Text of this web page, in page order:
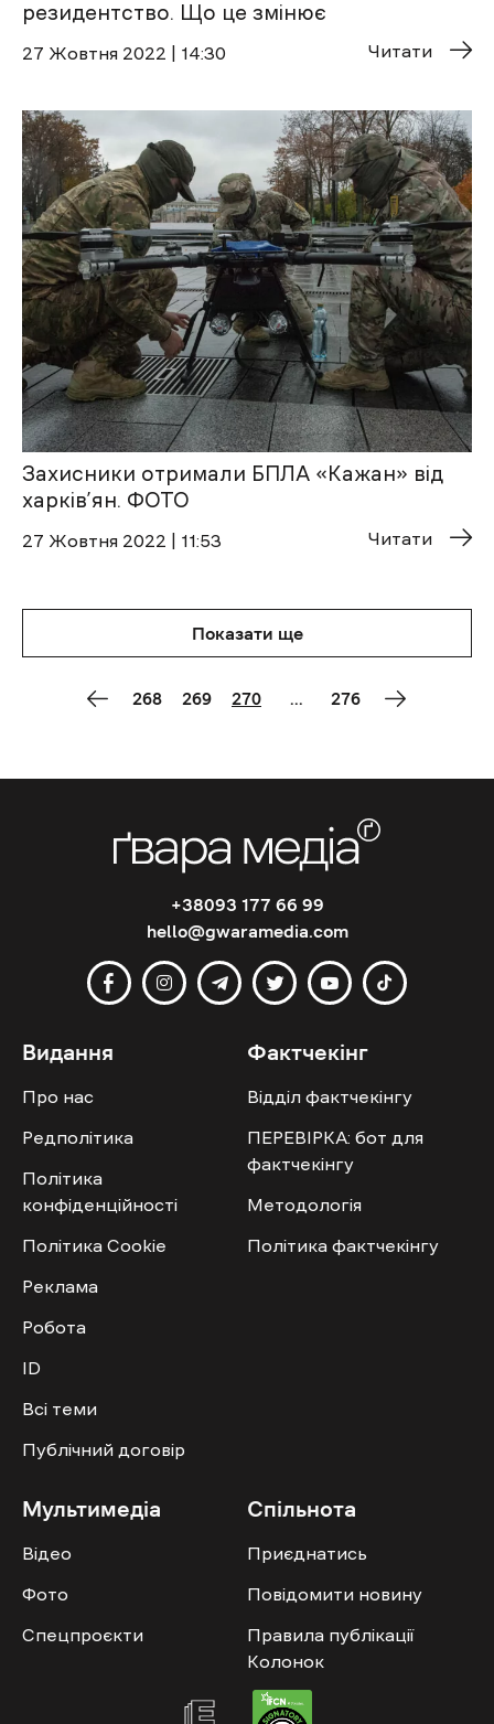
резидентство. Що це змінює
27 Жовтня 2022 | 14:30 Читати
Захисники отримали БПЛА «Кажан» від
харків’ян. ФОТО
27 Жовтня 2022 | 11:53 Читати
Показати ще
268 269 270 276
+38093 177 66 99
hello@gwaramedia.com
Видання
Про нас
Редполітика
Політика
конфіденційності
Політика Cookie
Реклама
Робота
ID
Всі теми
Публічний договір
Фактчекінг
Відділ фактчекінгу
ПЕРЕВІРКА: бот для
фактчекінгу
Методологія
Політика фактчекінгу
Мультимедіа
Відео
Фото
Спецпроєкти
Спільнота
Приєднатись
Повідомити новину
Правила публікації
Колонок